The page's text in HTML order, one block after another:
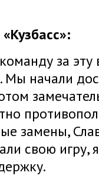
за
Мы начали
замены,
свою игру,